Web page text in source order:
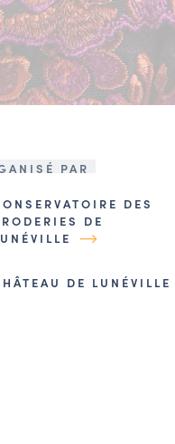
PAR
DES
DE
DE LUNÉVILLE